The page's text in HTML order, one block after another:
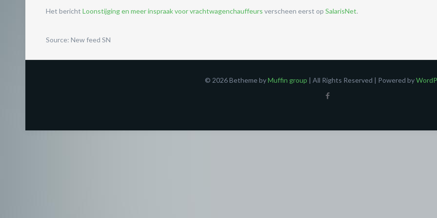
Het bericht Loonstijging en meer inspraak voor vrachtwagenchauffeurs verscheen eerst op SalarisNet.
Source: New feed SN
© 2026 Betheme byMuffin group | All Rights Reserved | Powered by